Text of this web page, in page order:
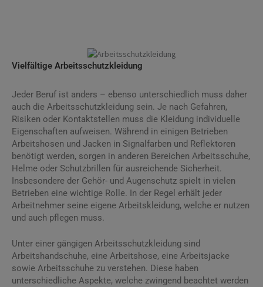
Vielfältige Arbeitsschutzkleidung
Jeder Beruf ist anders – ebenso unterschiedlich muss daher
auch die Arbeitsschutzkleidung sein. Je nach Gefahren,
Risiken oder Kontaktstellen muss die Kleidung individuelle
Eigenschaften aufweisen. Während in einigen Betrieben
Arbeitshosen und Jacken in Signalfarben und Reflektoren
benötigt werden, sorgen in anderen Bereichen Arbeitsschuhe,
Helme oder Schutzbrillen für ausreichende Sicherheit.
Insbesondere der Gehör- und Augenschutz spielt in vielen
Betrieben eine wichtige Rolle. In der Regel erhält jeder
Arbeitnehmer seine eigene Arbeitskleidung, welche er nutzen
und auch pflegen muss.
Unter einer gängigen Arbeitsschutzkleidung sind
Arbeitshandschuhe, eine Arbeitshose, eine Arbeitsjacke
sowie Arbeitsschuhe zu verstehen. Diese haben
unterschiedliche Aspekte, welche zwingend beachtet werden